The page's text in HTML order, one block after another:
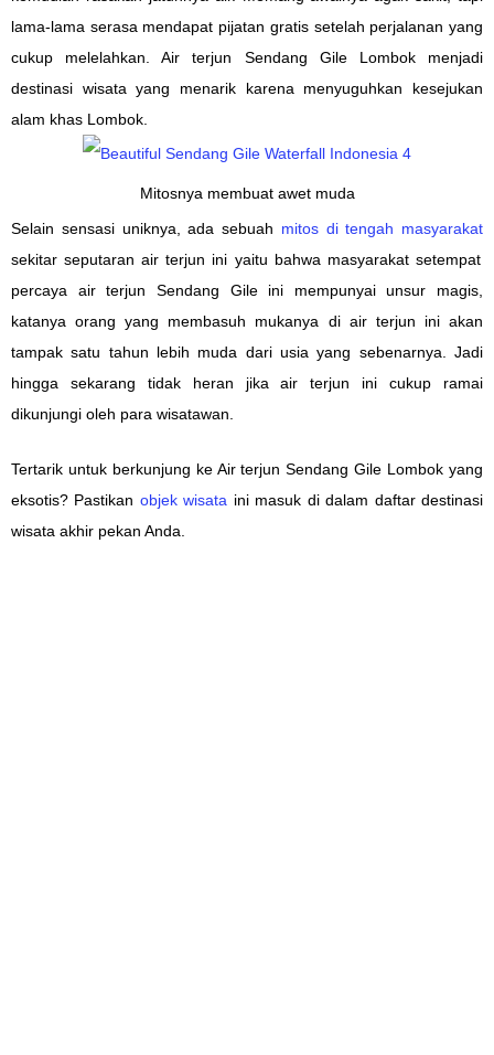
lama-lama serasa mendapat pijatan gratis setelah perjalanan yang
cukup melelahkan.Air terjun Sendang Gile Lombok menjadi
destinasi wisatayang menarik karena menyuguhkan kesejukan
alam khas Lombok.
Mitosnya membuat awet muda
Selain sensasi uniknya, ada sebuah mitos di tengah masyarakat
sekitar seputaran air terjun ini yaitu bahwa masyarakat setempat
percaya air terjun Sendang Gile ini mempunyai unsur magis,
katanya orang yang membasuh mukanya di air terjun ini akan
tampak satu tahun lebih muda dari usia yang sebenarnya. Jadi
hingga sekarang tidak heran jika air terjun ini cukup ramai
dikunjungi oleh para wisatawan.
Tertarik untuk berkunjung ke Air terjun Sendang Gile Lombok yang
eksotis? Pastikan objek wisata ini masuk di dalam daftar destinasi
wisata akhir pekan Anda.